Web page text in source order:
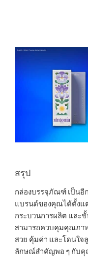
สรุป
กล่องบรรจุภัณฑ์ เป็นอี
แบรนด์ของคุณได้ตั้งแ
กระบวนการผลิต และ
สามารถควบคุมคุณภา
สวย คุ้มค่า และโดนใจ
ลักษณ์สำคัญพอ ๆ กับคุ